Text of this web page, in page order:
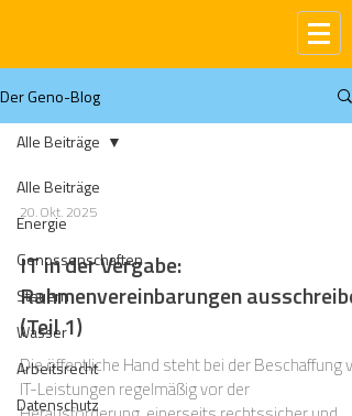
Der Geno-Blog
Alle Beiträge
Energie
Genossenschaften
Steuern
Wasser
Arbeitsrecht
Datenschutz
Alle Beiträge
20. Okt. 2025
IT in der Vergabe:
Rahmenvereinbarungen
(Teil 1)
Die öffentliche Hand steht bei der Beschaffung
IT-Leistungen regelmäßig vor der